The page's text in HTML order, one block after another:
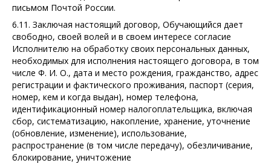
письмом Почтой России.
6.11. Заключая настоящий договор, Обучающийся дает
свободно, своей волей и в своем интересе согласие
Исполнителю на обработку своих персональных данных,
необходимых для исполнения настоящего договора, в том
числе Ф. И. О., дата и место рождения, гражданство, адрес
регистрации и фактического проживания, паспорт (серия,
номер, кем и когда выдан), номер телефона,
идентификационный номер налогоплательщика, включая
сбор, систематизацию, накопление, хранение, уточнение
(обновление, изменение), использование,
распространение (в том числе передачу), обезличивание,
блокирование, уничтожение